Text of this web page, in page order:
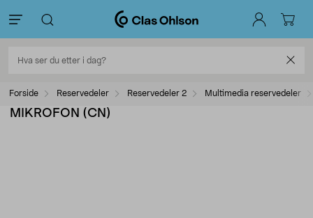
Forside Reservedeler Reservedeler 2 Multimedia reservedeler
MIKROFON (CN)